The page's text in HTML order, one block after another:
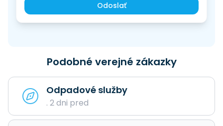
Odoslať
Podobné verejné zákazky
Odpadové služby
. 2 dni pred